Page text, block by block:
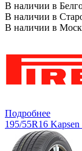
В наличии в
В наличии в
В наличии в
Подробнее
195/55R16